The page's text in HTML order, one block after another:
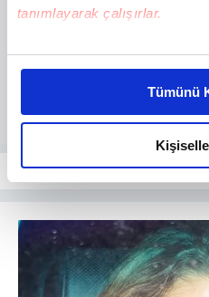
tanımlayarak çalışırlar.
Bu çerezlere izin vermeniz
daha iyi reklam deneyimi
amacımızın size daha iyi bir
olduğunu ve sizlere en iyi
elimizden gelen çabayı
reklamların maliyetlerimizi
Her halükârda, kullanıcılar,
takdirde, kullanıcılara hedefli
Tümünü